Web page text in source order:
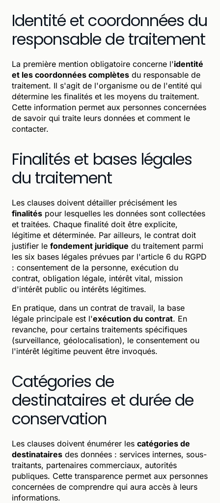
Identité et coordonnées du
responsable de traitement
La première mention obligatoire concerne l'identité
et les coordonnées complètes du responsable de
traitement. Il s'agit de l'organisme ou de l'entité qui
détermine les finalités et les moyens du traitement.
Cette information permet aux personnes concernées
de savoir qui traite leurs données et comment le
contacter.
Finalités et bases légales
du traitement
Les clauses doivent détailler précisément les
finalités pour lesquelles les données sont collectées
et traitées. Chaque finalité doit être explicite,
légitime et déterminée. Par ailleurs, le contrat doit
justifier le fondement juridique du traitement parmi
les six bases légales prévues par l'article 6 du RGPD
: consentement de la personne, exécution du
contrat, obligation légale, intérêt vital, mission
d'intérêt public ou intérêts légitimes.
En pratique, dans un contrat de travail, la base
légale principale est l'exécution du contrat. En
revanche, pour certains traitements spécifiques
(surveillance, géolocalisation), le consentement ou
l'intérêt légitime peuvent être invoqués.
Catégories de
destinataires et durée de
conservation
Les clauses doivent énumérer les catégories de
destinataires des données : services internes, sous-
traitants, partenaires commerciaux, autorités
publiques. Cette transparence permet aux personnes
concernées de comprendre qui aura accès à leurs
informations.